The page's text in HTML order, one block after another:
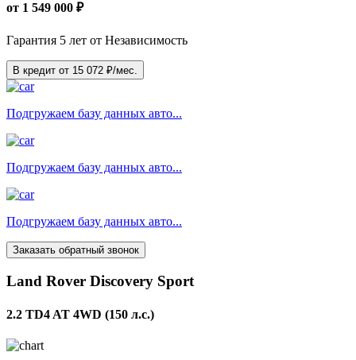
от 1 549 000 ₽
Гарантия 5 лет от Независимость
В кредит от 15 072 ₽/мес.
Подгружаем базу данных авто...
Подгружаем базу данных авто...
Подгружаем базу данных авто...
Заказать обратный звонок
Land Rover Discovery Sport
2.2 TD4 AT 4WD (150 л.с.)